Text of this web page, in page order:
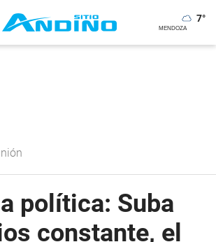
7°
política: Suba
constante, el